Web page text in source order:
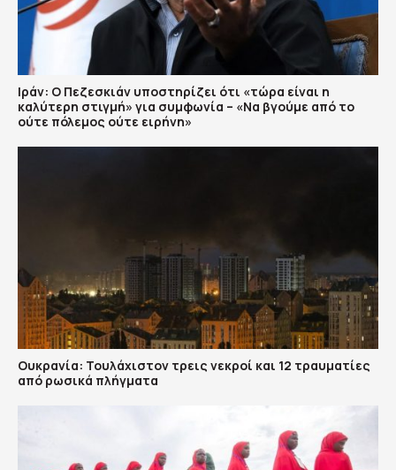
Ιράν: Ο Πεζεσκιάν υποστηρίζει ότι «τώρα είναι η
καλύτερη στιγμή» για συμφωνία – «Να βγούμε από το
ούτε πόλεμος ούτε ειρήνη»
Ουκρανία: Τουλάχιστον τρεις νεκροί και 12 τραυματίες
από ρωσικά πλήγματα